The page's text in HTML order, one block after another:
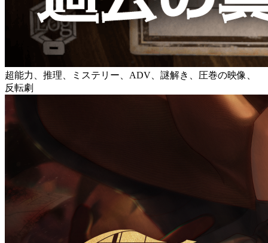
超能力、推理、ミステリー、ADV、謎解き、圧巻の映像、
反転劇